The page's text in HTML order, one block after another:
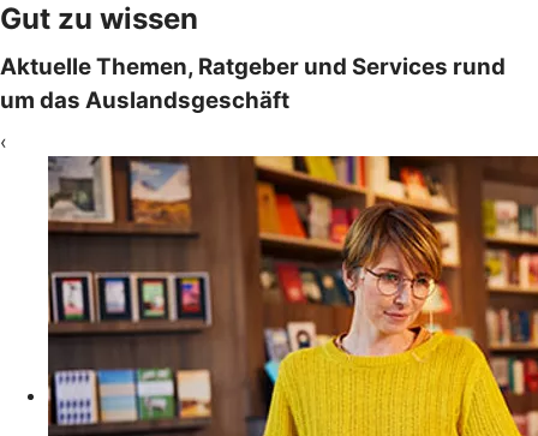
Gut zu wissen
Aktuelle Themen, Ratgeber und Services rund
um das Auslandsgeschäft
‹